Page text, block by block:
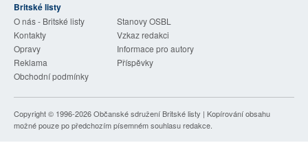
Britské listy
O nás - Britské listy
Stanovy OSBL
Kontakty
Vzkaz redakci
Opravy
Informace pro autory
Reklama
Příspěvky
Obchodní podmínky
Copyright © 1996-2026Občanské sdružení Britské listy | Kopírování obsahu
možné pouze po předchozím písemném souhlasu redakce.